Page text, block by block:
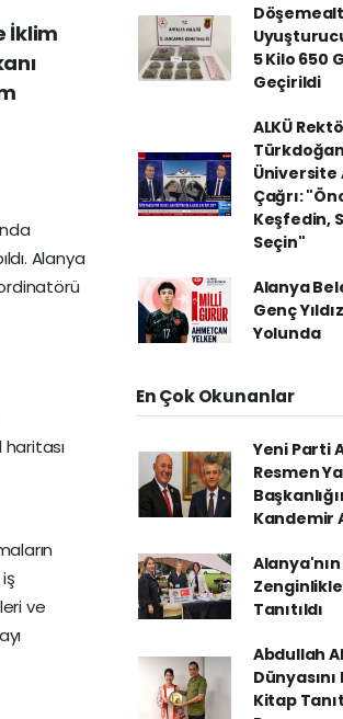
İklim
Alanya
ve
5 Kilo 650
Geçirildi
ALKÜ
Üniversite
Çağrı:
Keşfedin,
Seçin"
Alanya
Genç
Yolunda
En Çok Okunanlar
Yeni Parti
Resmen
Kandemir
Tanıtıldı
Abdullah
Kitap